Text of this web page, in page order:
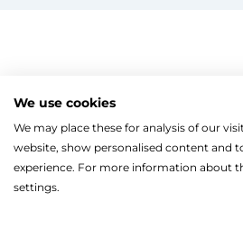
Bejelentkezés közösségi fiókkal
MOZGÁSKORLÁTOZOTT
ZUHANYKABINOK/AJTÓK
Íves zuhanykabin
Szögletes zuhanykabin
Fix zuhanyfal
Zuhanyajtó
Walk-in zuhanyfal
Radiátorok
TÖRÖLKÖZŐSZÁRÍTÓ RADIÁTOR
Törölközőszárító radiátor
Törölközőszárító radiátor íves
Fűtőpatron
HŐSZIVATTYÚK
Split levegő-víz hőszivattyú
Hőszivattyúhoz kiegészítő
Gépészet, szerszám
KESZTYŰK, VÉDŐFELSZERELÉSEK
LEVÁLASZTÓK
Automata és kézi légtelenítő
Kazán, vízmelegítő
CSŐTERMOSZTÁTOK
ELEKTROMOS KAZÁNOK,
We use cookies
We may place these for analysis of our
website, show personalised content and
experience. For more information about
settings.